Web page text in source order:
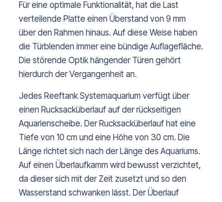
Für eine optimale Funktionalität, hat die Last
verteilende Platte einen Überstand von 9 mm
über den Rahmen hinaus. Auf diese Weise haben
die Türblenden immer eine bündige Auflagefläche.
Die störende Optik hängender Türen gehört
hierdurch der Vergangenheit an.
Jedes Reeftank Systemaquarium verfügt über
einen Rucksacküberlauf auf der rückseitigen
Aquarienscheibe. Der Rucksacküberlauf hat eine
Tiefe von 10 cm und eine Höhe von 30 cm. Die
Länge richtet sich nach der Länge des Aquariums.
Auf einen Überlaufkamm wird bewusst verzichtet,
da dieser sich mit der Zeit zusetzt und so den
Wasserstand schwanken lässt. Der Überlauf